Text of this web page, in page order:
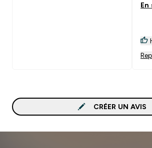
En
CRÉER UN AVIS